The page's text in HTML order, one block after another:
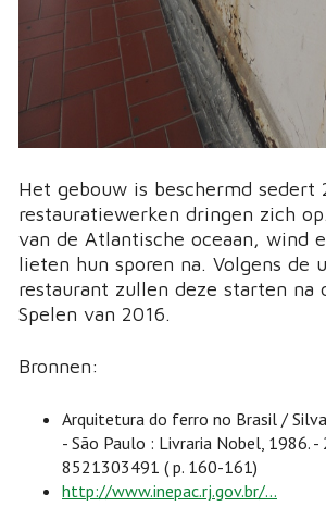
Het gebouw is beschermd sedert
restauratiewerken dringen zich
van de Atlantische oceaan, wind
lieten hun sporen na. Volgens de
restaurant zullen deze starten na
Spelen van 2016.
Bronnen:
Arquitetura do ferro no Brasil /
- São Paulo : Livraria Nobel, 1986. -
8521303491 ( p. 160-161)
http://www.inepac.rj.gov.br/...